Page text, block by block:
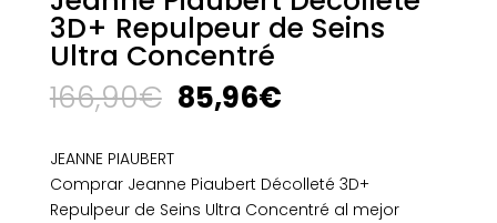
3D+ Repulpeur de Seins
Ultra Concentré
166,90€ El
precio
era:
166,90€.
85,96€El
es:
85,96€.
JEANNE PIAUBERT
Comprar Jeanne Piaubert Décolleté 3D+
Repulpeur de Seins Ultra Concentré al mejor